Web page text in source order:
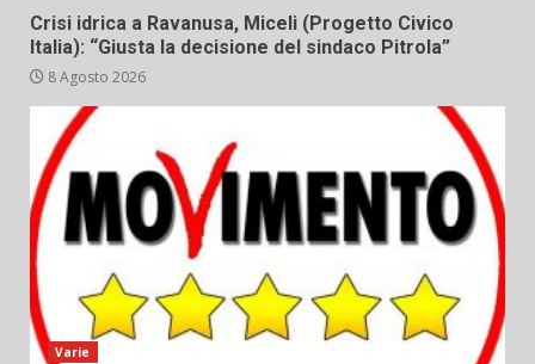
Crisi idrica a Ravanusa, Miceli (Progetto Civico
Italia): “Giusta la decisione del sindaco Pitrola”
8 Agosto 2026
Varie